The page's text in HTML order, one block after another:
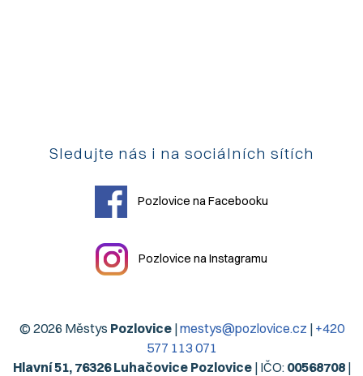
Sledujte nás i na sociálních sítích
Pozlovice na Facebooku
Pozlovice na Instagramu
© 2026 Městys Pozlovice|mestys@pozlovice.cz | +420
577 113 071
Hlavní 51, 76326 Luhačovice Pozlovice| IČO: 00568708|